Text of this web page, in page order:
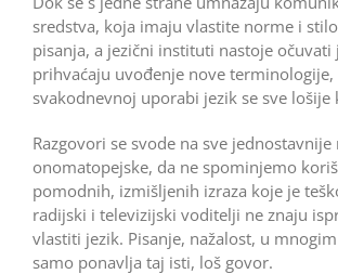
sredstva, koja imaju vlastite norme i
pisanja, a jezični instituti nastoje očuvati
prihvaćaju uvođenje nove terminologije,
svakodnevnoj uporabi jezik se sve lošije
Razgovori se svode na sve
onomatopejske, da ne spominjemo
pomodnih, izmišljenih izraza koje je
radijski i televizijski voditelji ne znaju
vlastiti jezik. Pisanje, nažalost, u
samo ponavlja taj isti, loš govor.